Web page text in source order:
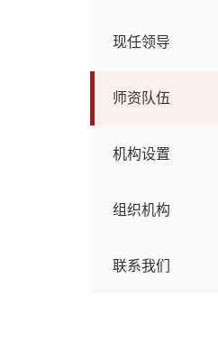
现任领导
师资队伍
机构设置
组织机构
联系我们